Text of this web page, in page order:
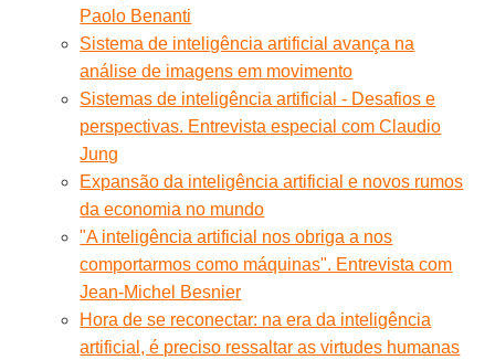
Paolo Benanti
Sistema de inteligência artificial avança na
análise de imagens em movimento
Sistemas de inteligência artificial - Desafios e
perspectivas. Entrevista especial com Claudio
Jung
Expansão da inteligência artificial e novos rumos
da economia no mundo
"A inteligência artificial nos obriga a nos
comportarmos como máquinas". Entrevista com
Jean-Michel Besnier
Hora de se reconectar: na era da inteligência
artificial, é preciso ressaltar as virtudes humanas